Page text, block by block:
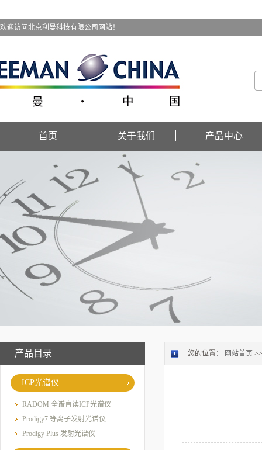
欢迎访问北京利曼科技有限公司网站！
首页 关于我们 产品中心
产品目录
ICP光谱仪
RADOM 全谱直读ICP光谱仪
Prodigy7 等离子发射光谱仪
Prodigy Plus 发射光谱仪
您的位置： 网站首页